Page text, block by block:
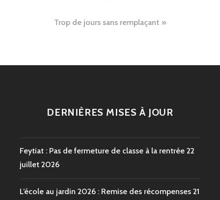
l’articleTrop de jours sans remplaçant
DERNIÈRES MISES À JOUR
Feytiat : Pas de fermeture de classe à la rentrée 22
juillet 2026
L’école au jardin 2026 : Remise des récompenses 21